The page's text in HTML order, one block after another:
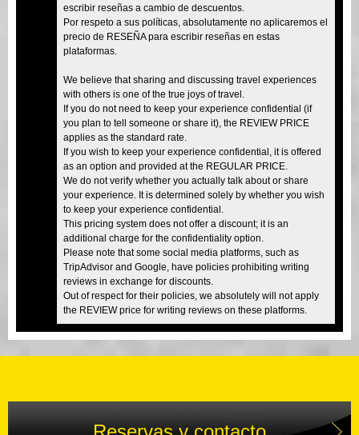
escribir reseñas a cambio de descuentos.
Por respeto a sus políticas, absolutamente no aplicaremos el
precio de RESEÑA para escribir reseñas en estas
plataformas.
We believe that sharing and discussing travel experiences
with others is one of the true joys of travel.
If you do not need to keep your experience confidential (if
you plan to tell someone or share it), the REVIEW PRICE
applies as the standard rate.
If you wish to keep your experience confidential, it is offered
as an option and provided at the REGULAR PRICE.
We do not verify whether you actually talk about or share
your experience. It is determined solely by whether you wish
to keep your experience confidential.
This pricing system does not offer a discount; it is an
additional charge for the confidentiality option.
Please note that some social media platforms, such as
TripAdvisor and Google, have policies prohibiting writing
reviews in exchange for discounts.
Out of respect for their policies, we absolutely will not apply
the REVIEW price for writing reviews on these platforms.